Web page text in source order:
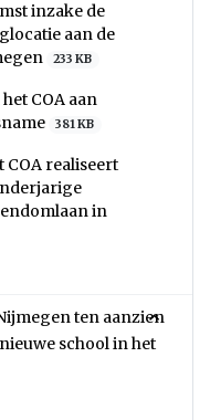
inzake de
aan de
233 KB
COA aan
381 KB
COA realiseert
in
ten aanzien
school in het